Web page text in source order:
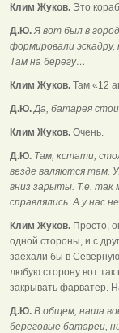
Клим Жуков. Это
Д.Ю.Я вот был в
формировали
Там на берегу…
Клим Жуков. Там «12
Д.Ю.Да, батарея
Клим Жуков. Очень.
Д.Ю. Там, кстати,
везде валяются там.
вниз зарыты. Т.е. так
справлялись. А у нас
Клим Жуков. Просто,
одной стороны, и с
заехали бы в
любую сторону вот
закрывать фарватер.
Д.Ю. В общем, наша
береговые батареи,